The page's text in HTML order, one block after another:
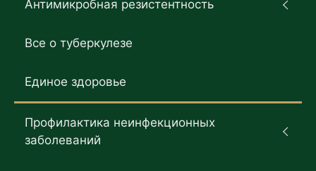
Антимикробная резистентность
Все о туберкулезе
Единое здоровье
Профилактика неинфекционных
заболеваний